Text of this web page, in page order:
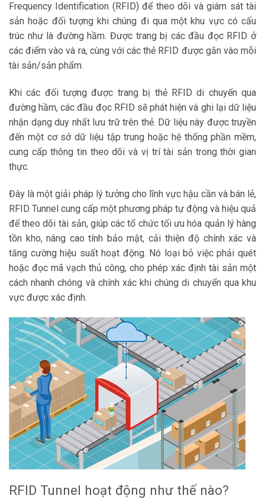
Frequency Identification (RFID) để theo dõi và giám sát tài
sản hoặc đối tượng khi chúng đi qua một khu vực có cấu
trúc như là đường hầm. Được trang bị các đầu đọc RFID ở
các điểm vào và ra, cùng với các thẻ RFID được gắn vào mỗi
tài sản/sản phẩm.
Khi các đối tượng được trang bị thẻ RFID di chuyển qua
đường hầm, các đầu đọc RFID sẽ phát hiện và ghi lại dữ liệu
nhận dạng duy nhất lưu trữ trên thẻ. Dữ liệu này được truyền
đến một cơ sở dữ liệu tập trung hoặc hệ thống phần mềm,
cung cấp thông tin theo dõi và vị trí tài sản trong thời gian
thực.
Đây là một giải pháp lý tưởng cho lĩnh vực hậu cần và bán lẻ,
RFID Tunnel cung cấp một phương pháp tự động và hiệu quả
để theo dõi tài sản, giúp các tổ chức tối ưu hóa quản lý hàng
tồn kho, nâng cao tính bảo mật, cải thiện độ chính xác và
tăng cường hiệu suất hoạt động. Nó loại bỏ việc phải quét
hoặc đọc mã vạch thủ công, cho phép xác định tài sản một
cách nhanh chóng và chính xác khi chúng di chuyển qua khu
vực được xác định.
RFID Tunnel hoạt động như thế nào?